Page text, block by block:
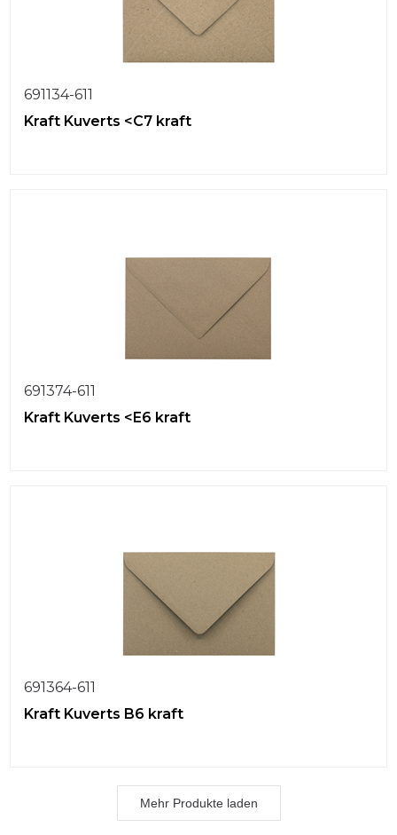
691134-611
Kraft Kuverts <C7 kraft
691374-611
Kraft Kuverts <E6 kraft
691364-611
Kraft Kuverts B6 kraft
Mehr Produkte laden